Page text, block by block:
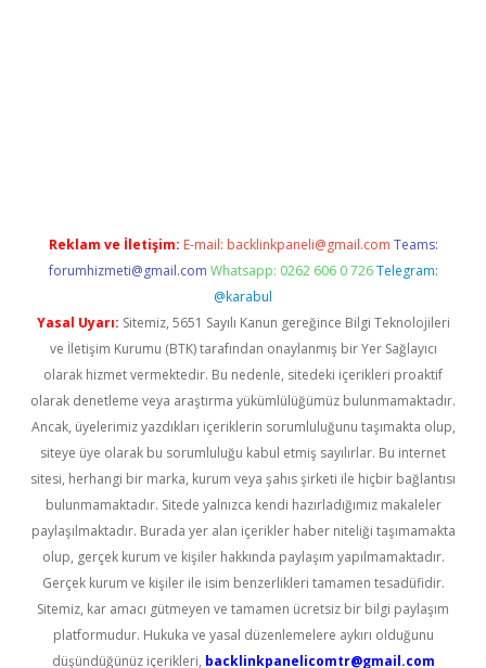
Reklam ve İletişim: E-mail: backlinkpaneli@gmail.com Teams:
forumhizmeti@gmail.com Whatsapp: 0262 606 0 726 Telegram:
@karabul
Yasal Uyarı: Sitemiz, 5651 Sayılı Kanun gereğince Bilgi Teknolojileri
ve İletişim Kurumu (BTK) tarafından onaylanmış bir Yer Sağlayıcı
olarak hizmet vermektedir. Bu nedenle, sitedeki içerikleri proaktif
olarak denetleme veya araştırma yükümlülüğümüz bulunmamaktadır.
Ancak, üyelerimiz yazdıkları içeriklerin sorumluluğunu taşımakta olup,
siteye üye olarak bu sorumluluğu kabul etmiş sayılırlar. Bu internet
sitesi, herhangi bir marka, kurum veya şahıs şirketi ile hiçbir bağlantısı
bulunmamaktadır. Sitede yalnızca kendi hazırladığımız makaleler
paylaşılmaktadır. Burada yer alan içerikler haber niteliği taşımamakta
olup, gerçek kurum ve kişiler hakkında paylaşım yapılmamaktadır.
Gerçek kurum ve kişiler ile isim benzerlikleri tamamen tesadüfidir.
Sitemiz, kar amacı gütmeyen ve tamamen ücretsiz bir bilgi paylaşım
platformudur. Hukuka ve yasal düzenlemelere aykırı olduğunu
düşündüğünüz içerikleri, backlinkpanelicomtr@gmail.com